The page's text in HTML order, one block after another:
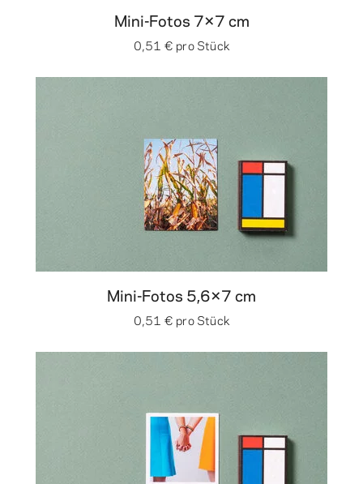
Mini-Fotos 7×7 cm
0,51 € pro Stück
Mini-Fotos 5,6×7 cm
0,51 € pro Stück